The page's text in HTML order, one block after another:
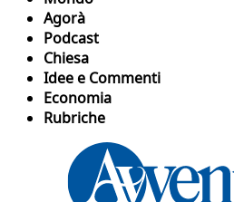
Agorà
Podcast
Chiesa
Idee e Commenti
Economia
Rubriche